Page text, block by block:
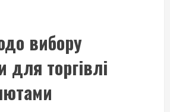
вибору
торгівлі